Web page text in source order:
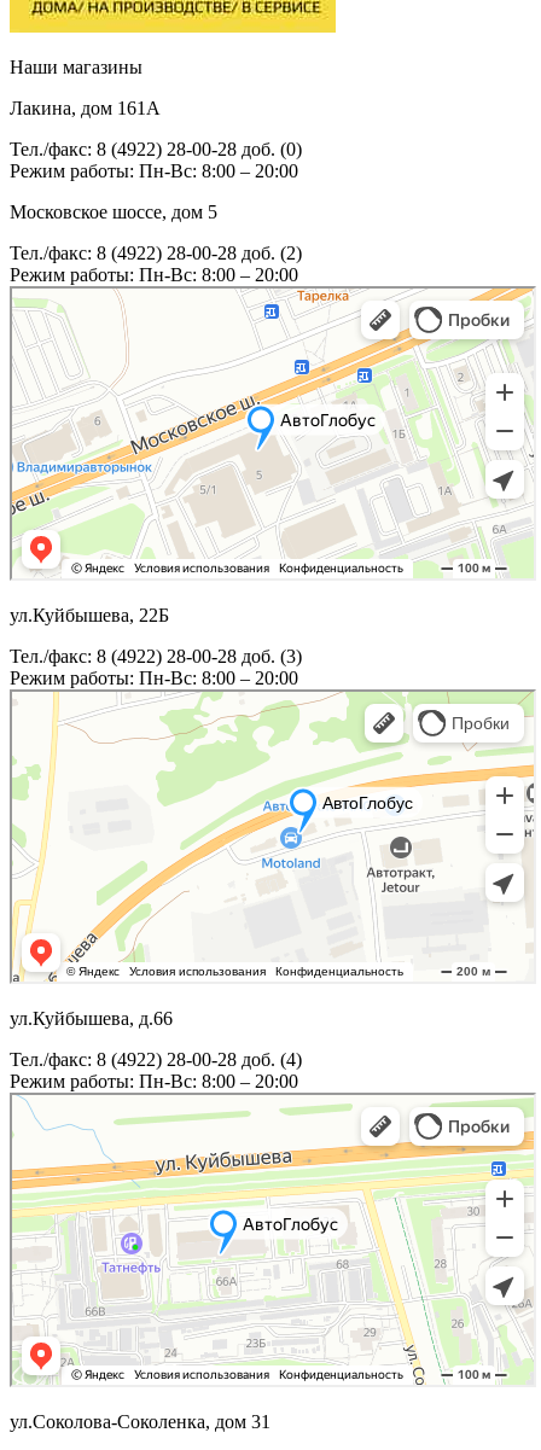
Наши магазины
Лакина, дом 161А
Тел./факс: 8 (4922) 28-00-28 доб. (0)
Режим работы: Пн-Вс: 8:00 – 20:00
Московское шоссе, дом 5
Тел./факс: 8 (4922) 28-00-28 доб. (2)
Режим работы: Пн-Вс: 8:00 – 20:00
ул.Куйбышева, 22Б
Тел./факс: 8 (4922) 28-00-28 доб. (3)
Режим работы: Пн-Вс: 8:00 – 20:00
ул.Куйбышева, д.66
Тел./факс: 8 (4922) 28-00-28 доб. (4)
Режим работы: Пн-Вс: 8:00 – 20:00
ул.Соколова-Соколенка, дом 31